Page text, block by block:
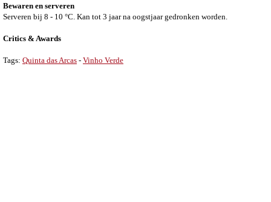
Bewaren en serveren
Serveren bij 8 - 10 °C. Kan tot 3 jaar na oogstjaar gedronken worden.
Critics & Awards
Tags: Quinta das Arcas - Vinho Verde